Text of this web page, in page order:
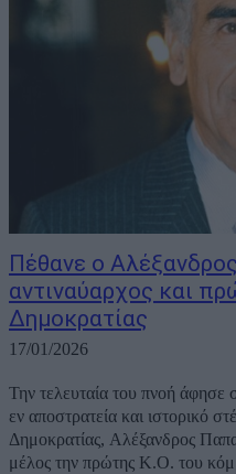
Πέθανε ο
αντιναύαρχος και
Δημοκρατίας
17/01/2026
Την τελευταία του πνοή άφησε
εν αποστρατεία και ιστορικό
Δημοκρατίας, Αλέξανδρος
μέλος την πρώτης Κ.Ο. του